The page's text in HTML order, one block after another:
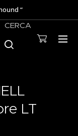
“
CERCA
LT